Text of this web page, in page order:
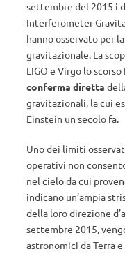
settembre del 2015 i
Interferometer
hanno osservato per
gravitazionale. La
LIGO e Virgo lo
conferma diretta
gravitazionali, la cui
Einstein un secolo fa.
Uno dei limiti
operativi non
nel cielo da cui
indicano un’ampia
della loro direzione
settembre 2015,
astronomici da Terra